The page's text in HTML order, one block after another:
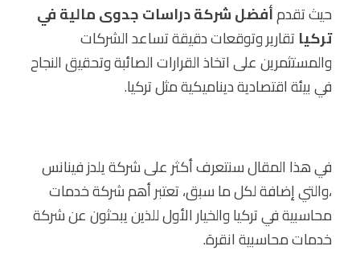
حيث تقدمأفضل شركة دراسات جدوى مالية في
تركيا تقارير وتوقعات دقيقة تساعد الشركات
والمستثمرين على اتخاذ القرارات الصائبة وتحقيق النجاح
في بيئة اقتصادية ديناميكية مثل تركيا.
في هذا المقال سنتعرف أكثر على شركة يلدز فينانس
،والتي إضافة لكل ما سبق، تعتبر أهم شركة خدمات
محاسبية في تركيا والخيار الأول للذين يبحثون عن شركة
خدمات محاسبية انقرة.